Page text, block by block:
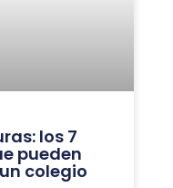
los 7
pueden
colegio